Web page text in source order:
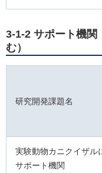
3-1-2 サポート機関
む）
研究開発課題名
実験動物カニクイザル
サポート機関